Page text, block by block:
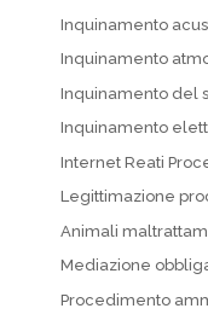
Inquinamento
Inquinamento
Inquinamento del
Inquinamento
Internet Reati
Legittimazione
Animali
Mediazione
Procedimento